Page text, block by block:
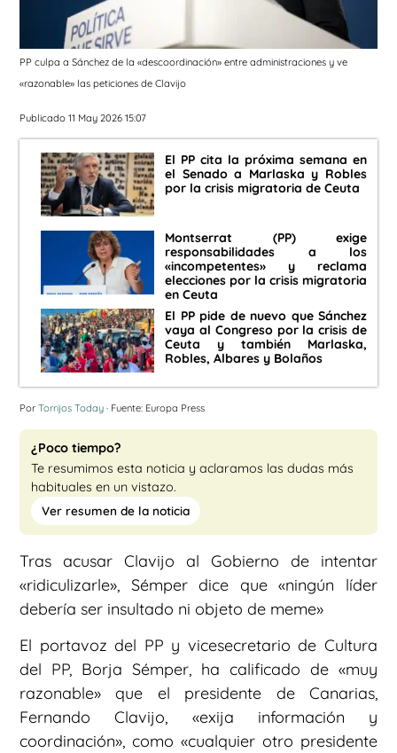
PP culpa a Sánchez de la «descoordinación» entre administraciones y ve
«razonable» las peticiones de Clavijo
Publicado 11 May 2026 15:07
El PP cita la próxima semana en
el Senado a Marlaska y Robles
por la crisis migratoria de Ceuta
Montserrat (PP) exige
responsabilidades a los
«incompetentes» y reclama
elecciones por la crisis migratoria
en Ceuta
El PP pide de nuevo que Sánchez
vaya al Congreso por la crisis de
Ceuta y también Marlaska,
Robles, Albares y Bolaños
Por Torrijos Today · Fuente: Europa Press
¿Poco tiempo?
Te resumimos esta noticia y aclaramos las dudas más
habituales en un vistazo.
Ver resumen de la noticia
Tras acusar Clavijo al Gobierno de intentar
«ridiculizarle», Sémper dice que «ningún líder
debería ser insultado ni objeto de meme»
El portavoz del PP y vicesecretario de Cultura
del PP, Borja Sémper, ha calificado de «muy
razonable» que el presidente de Canarias,
Fernando Clavijo, «exija información y
coordinación», como «cualquier otro presidente